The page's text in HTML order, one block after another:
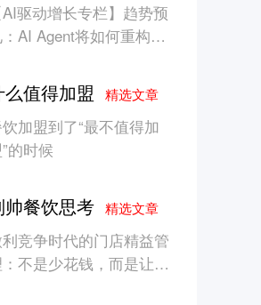
AI驱动增长专栏】趋势预
：AI Agent将如何重构消
么值得加盟精选文章
加盟到了“最不值得加
的时候
帅餐饮思考精选文章
竞争时代的门店精益管
不是少花钱，而是让每